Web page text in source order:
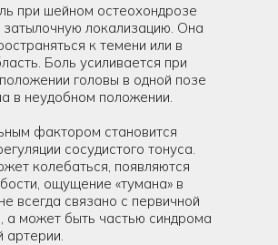
при шейном остеохондрозе
затылочную локализацию. Она
к темени или в
Боль усиливается при
головы в одной позе
в неудобном положении.
фактором становится
сосудистого тонуса.
колебаться, появляются
ощущение «тумана» в
всегда связано с первичной
а может быть частью синдрома
артерии.